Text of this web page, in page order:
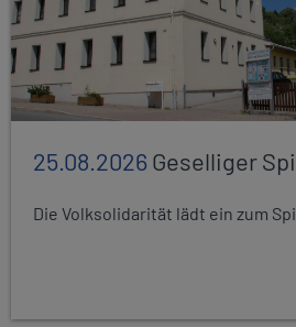
25.08.2026Geselliger
Die Volksolidarität lädt ein zum